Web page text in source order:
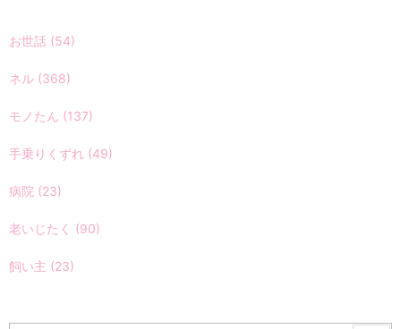
お世話 (54)
ネル (368)
モノたん (137)
手乗りくずれ (49)
病院 (23)
老いじたく (90)
飼い主 (23)